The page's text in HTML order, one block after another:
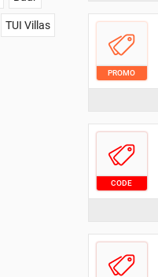
PROMO
CODE
TUI Villas